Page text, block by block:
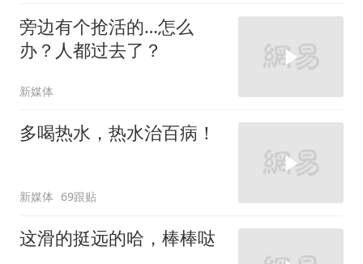
旁边有个抢活的…怎么
办？人都过去了？
新媒体
多喝热水，热水治百病！
新媒体 69跟贴
这滑的挺远的哈，棒棒哒